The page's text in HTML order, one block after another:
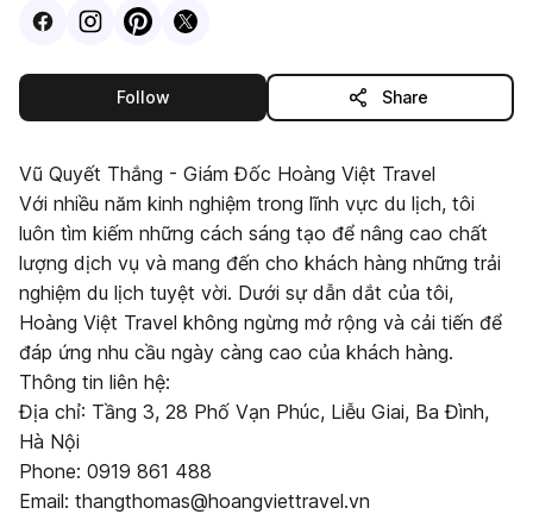
VisitFacebookprofile
VisitInstagram
VisitPinterest
Visit
Followthis publisher Share
Vũ Quyết Thắng - Giám Đốc Hoàng Việt Travel
Với nhiều năm kinh nghiệm trong lĩnh vực du lịch, tôi
luôn tìm kiếm những cách sáng tạo để nâng cao chất
lượng dịch vụ và mang đến cho khách hàng những trải
nghiệm du lịch tuyệt vời. Dưới sự dẫn dắt của tôi,
Hoàng Việt Travel không ngừng mở rộng và cải tiến để
đáp ứng nhu cầu ngày càng cao của khách hàng.
Thông tin liên hệ:
Địa chỉ: Tầng 3, 28 Phố Vạn Phúc, Liễu Giai, Ba Đình,
Hà Nội
Phone: 0919 861 488
Email: thangthomas@hoangviettravel.vn